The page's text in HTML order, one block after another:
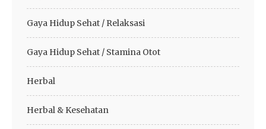
Gaya Hidup Sehat / Relaksasi
Gaya Hidup Sehat / Stamina Otot
Herbal
Herbal & Kesehatan